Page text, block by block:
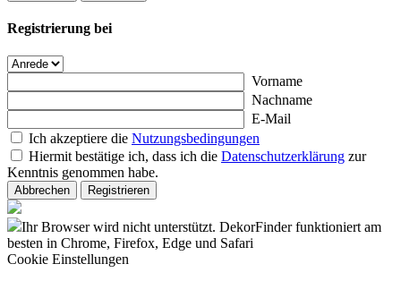
Registrierung bei
Vorname
Nachname
E-Mail
Ich akzeptiere die Nutzungsbedingungen
Hiermit bestätige ich, dass ich die Datenschutzerklärung zur
Kenntnis genommen habe.
Abbrechen Registrieren
Ihr Browser wird nicht unterstützt. DekorFinder funktioniert am
besten in Chrome, Firefox, Edge und Safari
Cookie Einstellungen